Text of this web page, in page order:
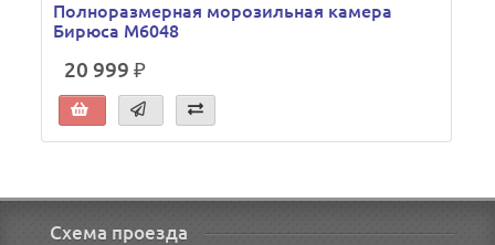
Полноразмерная морозильная камера
Бирюса M6048
20 999 ₽
Схема проезда